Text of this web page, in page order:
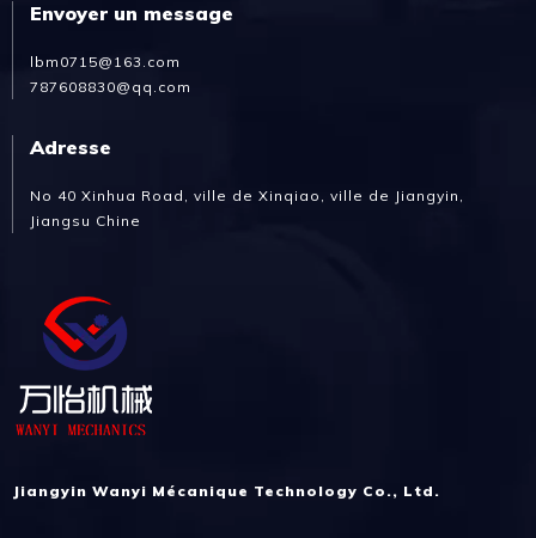
Envoyer un message
lbm0715@163.com
787608830@qq.com
Adresse
No 40 Xinhua Road, ville de Xinqiao, ville de Jiangyin,
Jiangsu Chine
Jiangyin Wanyi Mécanique Technology Co., Ltd.